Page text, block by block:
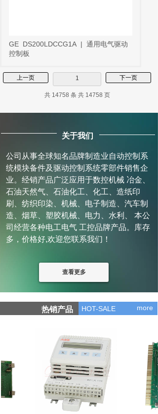
GE DS200LDCCG1A | 通用电气驱动
控制板
上一页 1 下一页
共 14758 条 共 14758 页
关于我们
公司从事全球知名品牌制造业自动控制系
统模块备件及驱动控制系统零部件销售企
业。经销产品广泛应用于数控机械 冶金、
石油天然气、石油化工、化工、造纸印
刷、纺织印染、机械、电子制造、汽车制
造、烟草、塑胶机械、电力、水利、 本公
司经营各种电工电气 工控品牌产品。库存
多，价格好,欢迎您联系我们！
查看更多
more
热销产品 HOT-SALE